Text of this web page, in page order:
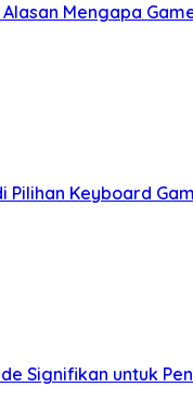
Alasan Mengapa
Pilihan Keyboard
Signifikan untuk